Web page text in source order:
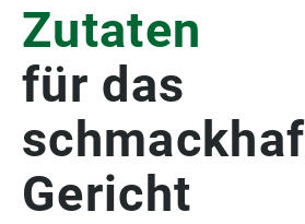
Zutaten
für das
Gericht